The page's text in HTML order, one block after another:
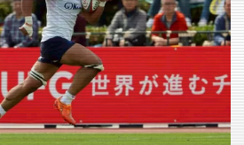
VIEW